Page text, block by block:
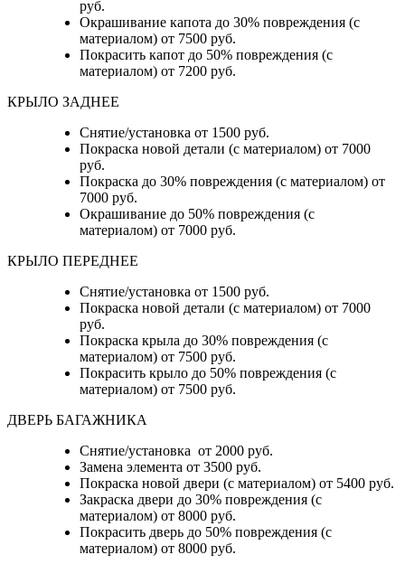
руб.
Окрашивание капота до 30% повреждения (с
материалом) от 7500 руб.
Покрасить капот до 50% повреждения (с
материалом) от 7200 руб.
КРЫЛО ЗАДНЕЕ
Снятие/установка от 1500 руб.
Покраска новой детали (с материалом) от 7000
руб.
Покраска до 30% повреждения (с материалом) от
7000 руб.
Окрашивание до 50% повреждения (с
материалом) от 7000 руб.
КРЫЛО ПЕРЕДНЕЕ
Снятие/установка от 1500 руб.
Покраска новой детали (с материалом) от 7000
руб.
Покраска крыла до 30% повреждения (с
материалом) от 7500 руб.
Покрасить крыло до 50% повреждения (с
материалом) от 7500 руб.
ДВЕРЬ БАГАЖНИКА
Снятие/установка от 2000 руб.
Замена элемента от 3500 руб.
Покраска новой двери (с материалом) от 5400 руб.
Закраска двери до 30% повреждения (с
материалом) от 8000 руб.
Покрасить дверь до 50% повреждения (с
материалом) от 8000 руб.